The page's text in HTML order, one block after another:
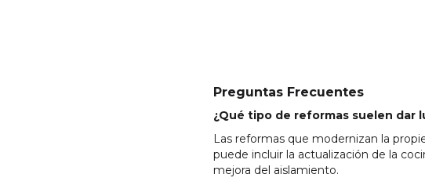
Preguntas Frecuentes
¿Qué tipo de reformas suelen dar
Las reformas que modernizan la
puede incluir la actualización de la
mejora del aislamiento.